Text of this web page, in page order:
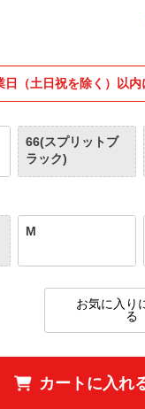
日（土日祝を除く）以内
66(スプリットブ
ラック)
M
お気に入り
る
カートに入れ